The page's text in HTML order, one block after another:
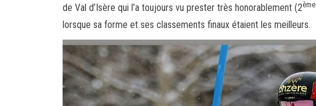
de Val d’Isère qui l’a toujours vu prester très honorablement (2ème
lorsque sa forme et ses classements finaux étaient les meilleurs.